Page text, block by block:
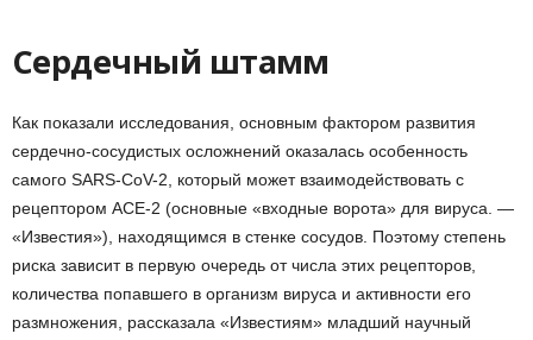
Сердечный штамм
Как показали исследования, основным фактором развития
сердечно-сосудистых осложнений оказалась особенность
самого SARS-CoV-2, который может взаимодействовать с
рецептором ACE-2 (основные «входные ворота» для вируса. —
«Известия»), находящимся в стенке сосудов. Поэтому степень
риска зависит в первую очередь от числа этих рецепторов,
количества попавшего в организм вируса и активности его
размножения, рассказала «Известиям» младший научный